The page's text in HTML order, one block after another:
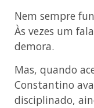
Nem sempre
Às vezes um
demora.
Mas, quando
Constantino
disciplinado,